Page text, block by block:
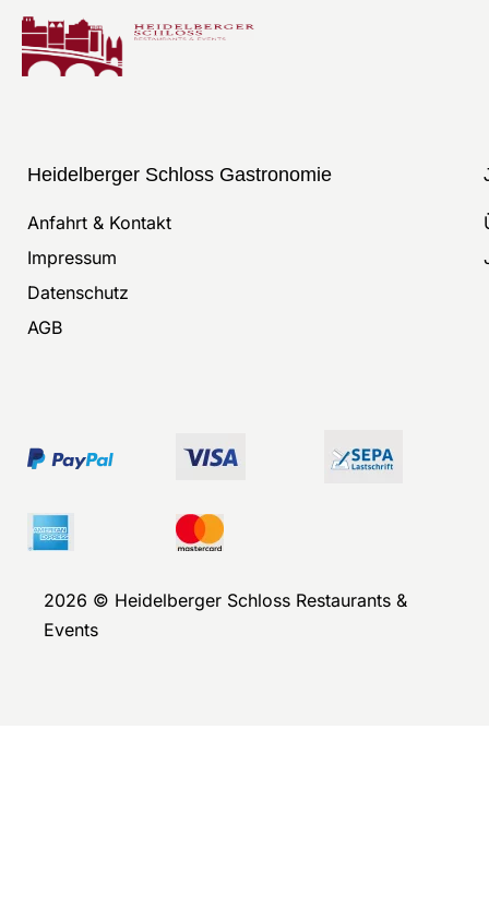
Heidelberger Schloss Gastronomie
Anfahrt & Kontakt
Impressum
Datenschutz
AGB
2026 © Heidelberger Schloss Restaurants &
Events